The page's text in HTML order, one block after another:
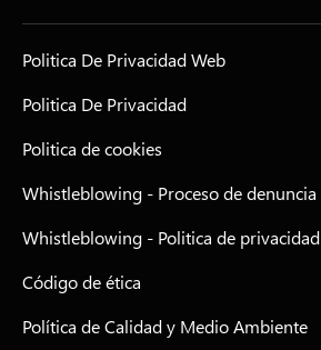
Politica De Privacidad Web
Politica De Privacidad
Politica de cookies
Whistleblowing - Proceso de denuncia
Whistleblowing - Politica de privacidad
Código de ética
Política de Calidad y Medio Ambiente